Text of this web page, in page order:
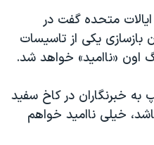
متحده گفت در
یکی از تاسیسات
اون «ناامید» خواهد شد.
به خبرنگاران در کاخ سفید
خیلی ناامید خواهم